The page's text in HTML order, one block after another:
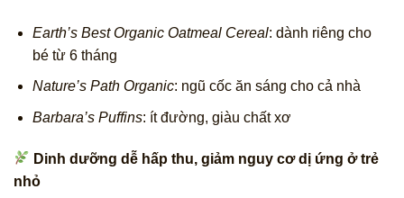
Earth’s Best Organic Oatmeal Cereal: dành riêng cho
bé từ 6 tháng
Nature’s Path Organic: ngũ cốc ăn sáng cho cả nhà
Barbara’s Puffins: ít đường, giàu chất xơ
Dinh dưỡng dễ hấp thu, giảm nguy cơ dị ứng ở trẻ
nhỏ